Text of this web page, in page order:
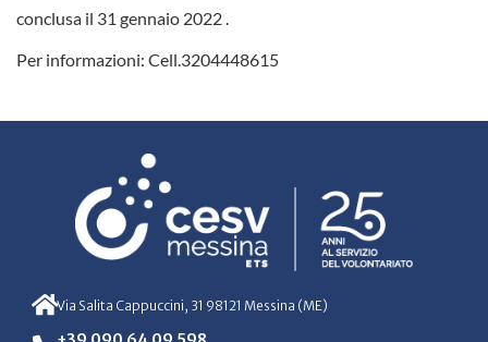
conclusa il 31 gennaio 2022.
Per informazioni: Cell.3204448615
Via Salita Cappuccini, 31 98121 Messina (ME)